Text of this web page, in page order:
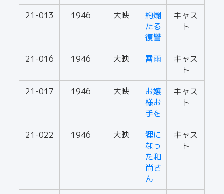
21-013 1946 大映
絢爛
たる
復讐
キャス
ト
21-016 1946 大映 雷雨
キャス
ト
21-017
1946 大映
お孃
様お
手を
キャス
ト
21-022 1946 大映
狸に
なっ
た和
尚さ
ん
キャス
ト